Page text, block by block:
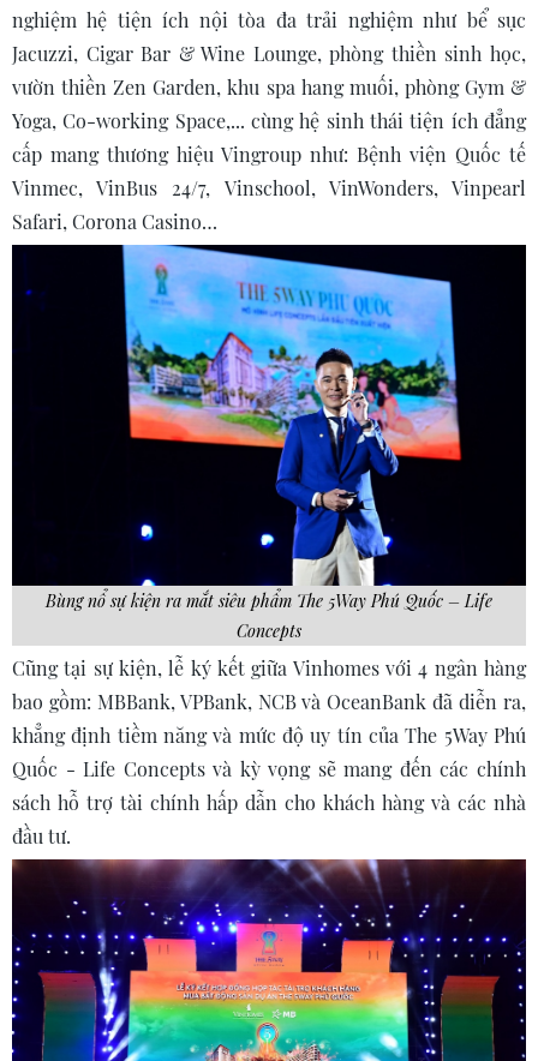
nghiệm hệ tiện ích nội tòa đa trải nghiệm như bể sục
Jacuzzi, Cigar Bar & Wine Lounge, phòng thiền sinh học,
vườn thiền Zen Garden, khu spa hang muối, phòng Gym &
Yoga, Co-working Space,... cùng hệ sinh thái tiện ích đẳng
cấp mang thương hiệu Vingroup như: Bệnh viện Quốc tế
Vinmec, VinBus 24/7, Vinschool, VinWonders, Vinpearl
Safari, Corona Casino…
Bùng nổ sự kiện ra mắt siêu phẩm The 5Way Phú Quốc – Life
Concepts
Cũng tại sự kiện, lễ ký kết giữa Vinhomes với 4 ngân hàng
bao gồm: MBBank, VPBank, NCB và OceanBank đã diễn ra,
khẳng định tiềm năng và mức độ uy tín của The 5Way Phú
Quốc - Life Concepts và kỳ vọng sẽ mang đến các chính
sách hỗ trợ tài chính hấp dẫn cho khách hàng và các nhà
đầu tư.